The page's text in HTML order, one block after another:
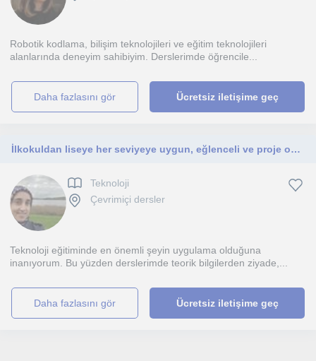
Robotik kodlama, bilişim teknolojileri ve eğitim teknolojileri
alanlarında deneyim sahibiyim. Derslerimde öğrencile...
daha fazlasını gör Ücretsiz iletişime geç
İlkokuldan liseye her seviyeye uygun, eğlenceli ve proje odaklı teknoloji ve kodlama dersleri veriyorum.
Teknoloji
Çevrimiçi dersler
Teknoloji eğitiminde en önemli şeyin uygulama olduğuna
inanıyorum. Bu yüzden derslerimde teorik bilgilerden ziyade,...
daha fazlasını gör Ücretsiz iletişime geç